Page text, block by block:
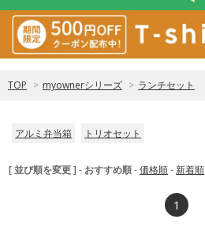
TOP > myownerシリーズ > ランチセット
アルミ弁当箱 トリオセット
[ 並び順を変更 ] - おすすめ順-価格順-新着順
1